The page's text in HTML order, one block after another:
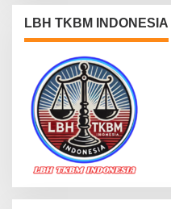
LBH TKBM INDONESIA